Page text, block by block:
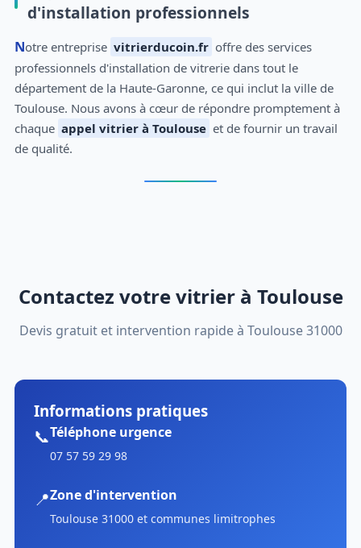
d'installation professionnels
Notre entreprise vitrierducoin.fr offre des services
professionnels d'installation de vitrerie dans tout le
département de la Haute-Garonne, ce qui inclut la ville de
Toulouse. Nous avons à cœur de répondre promptement à
chaque appel vitrier à Toulouse et de fournir un travail
de qualité.
Contactez votre vitrier à Toulouse
Devis gratuit et intervention rapide à Toulouse 31000
Informations pratiques
📞Téléphone urgence
07 57 59 29 98
📍Zone d'intervention
Toulouse 31000 et communes limitrophes